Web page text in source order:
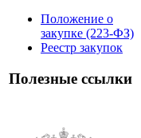
Положение о
закупке (223-ФЗ)
Реестр закупок
Полезные ссылки